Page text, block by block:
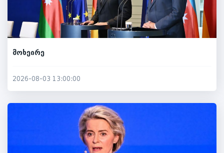
მოხეირე
2026-08-03 13:00:00